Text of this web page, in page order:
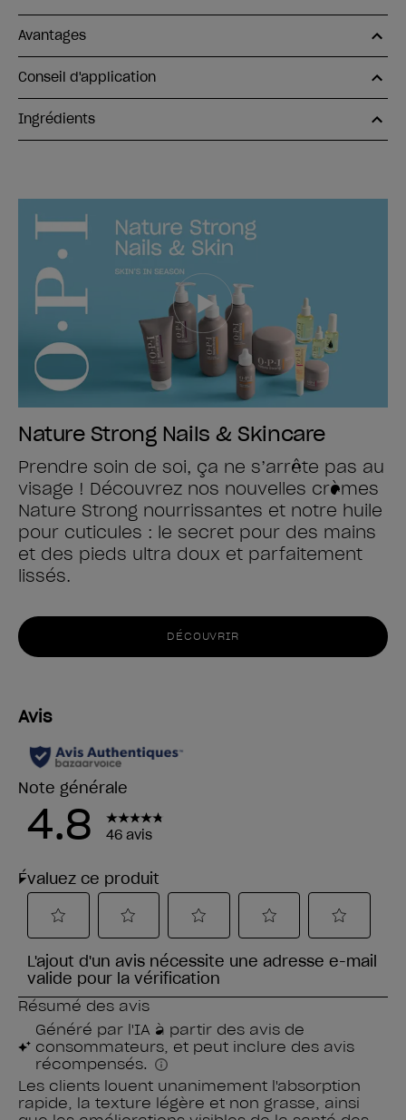
Avantages
Conseil d'application
Ingrédients
Nature Strong Nails & Skincare
Prendre soin de soi, ça ne s’arrête pas au
visage ! Découvrez nos nouvelles crèmes
Nature Strong nourrissantes et notre huile
pour cuticules : le secret pour des mains
et des pieds ultra doux et parfaitement
lissés.
DÉCOUVRIR